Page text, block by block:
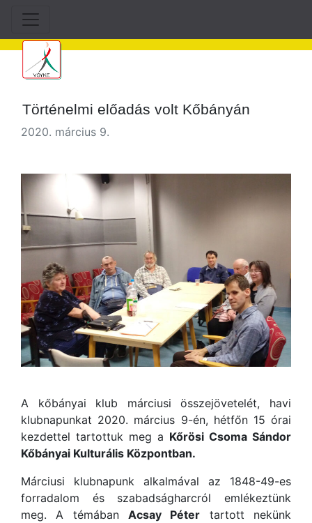
Történelmi előadás volt Kőbányán
2020. március 9.
A kőbányai klub márciusi összejövetelét, havi
klubnapunkat 2020. március 9-én, hétfőn 15 órai
kezdettel tartottuk meg a Kőrösi Csoma Sándor
Kőbányai Kulturális Központban.
Márciusi klubnapunk alkalmával az 1848-49-es
forradalom és szabadságharcról emlékeztünk
meg. A témában Acsay Péter tartott nekünk